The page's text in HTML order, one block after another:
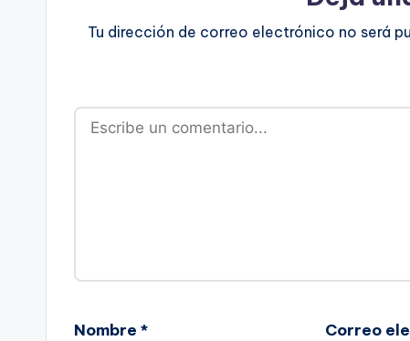
Tu dirección de correo electrónico no será
Nombre * Correo